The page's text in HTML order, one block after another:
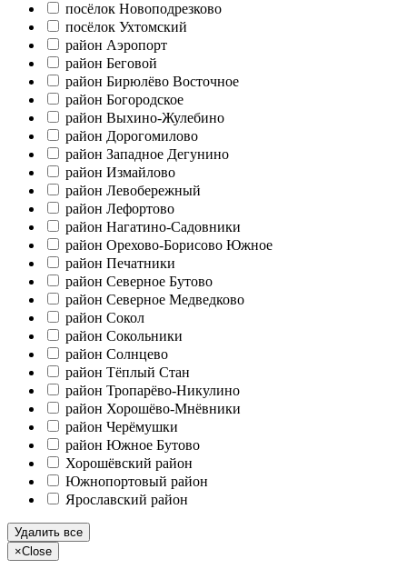
посёлок Новоподрезково
посёлок Ухтомский
район Аэропорт
район Беговой
район Бирюлёво Восточное
район Богородское
район Выхино-Жулебино
район Дорогомилово
район Западное Дегунино
район Измайлово
район Левобережный
район Лефортово
район Нагатино-Садовники
район Орехово-Борисово Южное
район Печатники
район Северное Бутово
район Северное Медведково
район Сокол
район Сокольники
район Солнцево
район Тёплый Стан
район Тропарёво-Никулино
район Хорошёво-Мнёвники
район Черёмушки
район Южное Бутово
Хорошёвский район
Южнопортовый район
Ярославский район
Удалить все
×Close